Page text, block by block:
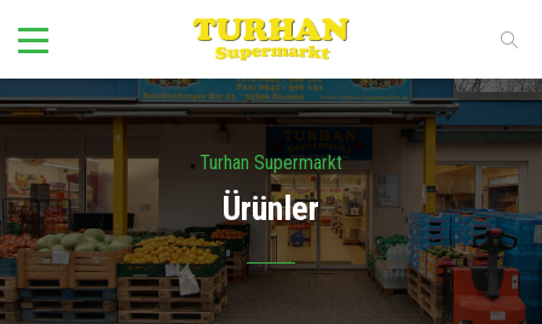
Turhan Supermarkt
Ürünler